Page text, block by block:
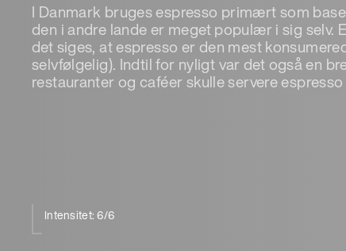
I Danmark bruges espresso primært som
den i andre lande er meget populær i sig selv.
det siges, at espresso er den mest
selvfølgelig). Indtil for nyligt var det også en
restauranter og caféer skulle servere espresso
Intensitet: 6/6